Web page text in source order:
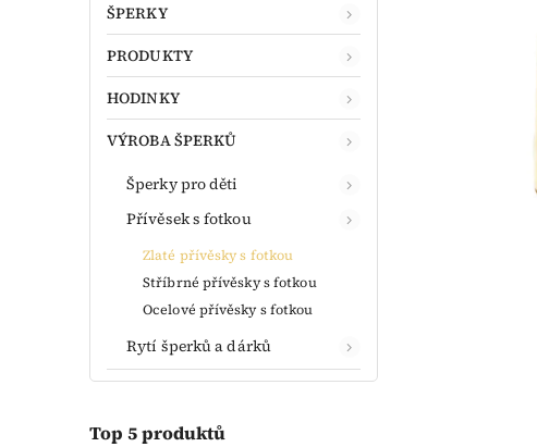
ŠPERKY
PRODUKTY
HODINKY
VÝROBA ŠPERKŮ
Šperky pro děti
Přívěsek s fotkou
Zlaté přívěsky s fotkou
Stříbrné přívěsky s fotkou
Ocelové přívěsky s fotkou
Rytí šperků a dárků
Top 5 produktů